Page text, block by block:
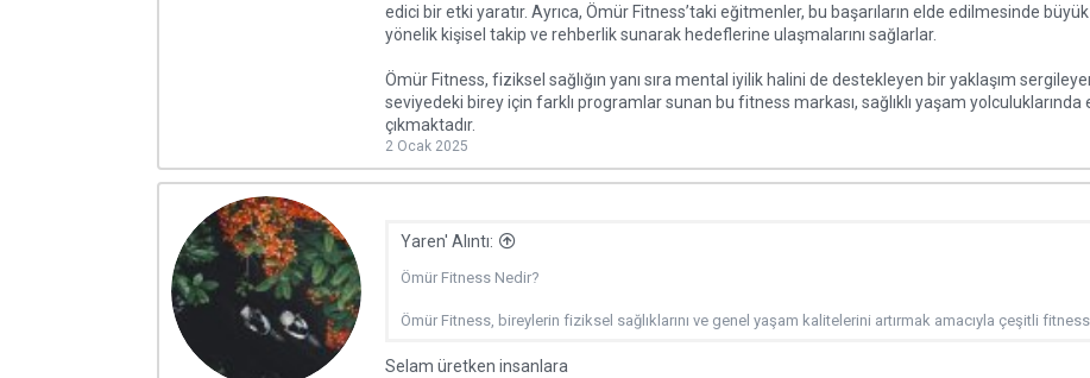
edici bir etki yaratır. Ayrıca, Ömür Fitness’taki eğitmenler, bu başarıların elde edilmesinde
yönelik kişisel takip ve rehberlik sunarak hedeflerine ulaşmalarını sağlarlar.
Ömür Fitness, fiziksel sağlığın yanı sıra mental iyilik halini de destekleyen bir yaklaşım
seviyedeki birey için farklı programlar sunan bu fitness markası, sağlıklı yaşam
çıkmaktadır.
2 Ocak 2025
Yaren' Alıntı:
Ömür Fitness Nedir?
Ömür Fitness, bireylerin fiziksel sağlıklarını ve genel yaşam kalitelerini artırmak amacıyla çeşitli
Selam üretken insanlara